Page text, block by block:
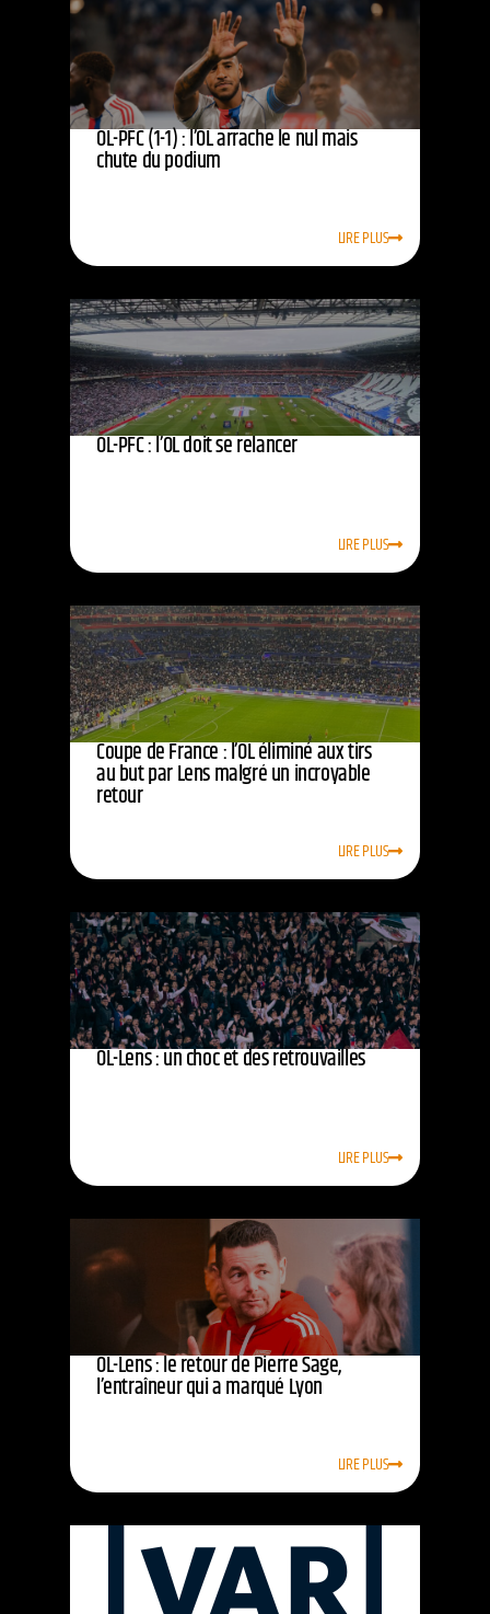
OL-PFC (1-1) : l’OL arrache le nul mais
chute du podium
LIRE PLUS
OL-PFC : l’OL doit se relancer
LIRE PLUS
Coupe de France : l’OL éliminé aux tirs
au but par Lens malgré un incroyable
retour
LIRE PLUS
OL-Lens : un choc et des retrouvailles
LIRE PLUS
OL-Lens : le retour de Pierre Sage,
l’entraîneur qui a marqué Lyon
LIRE PLUS